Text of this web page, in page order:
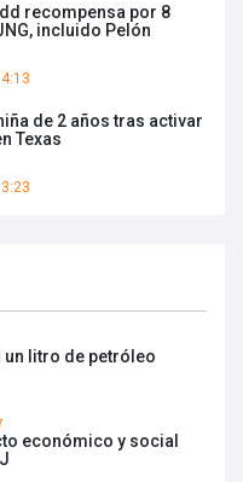
recompensa por 8
incluido Pelón
de 2 años tras activar
Texas
un litro de petróleo
económico y social